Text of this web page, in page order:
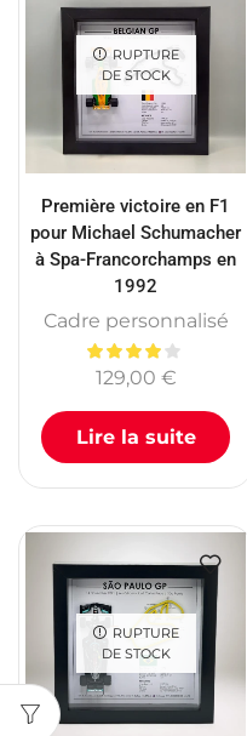
RUPTURE
DE STOCK
Première victoire en F1
pour Michael Schumacher
à Spa-Francorchamps en
1992
Cadre personnalisé
129,00 €
Lire la suite
RUPTURE
DE STOCK